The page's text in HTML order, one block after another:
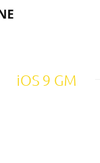
iOS 9 GM